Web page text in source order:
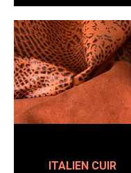
ITALIEN CUIR